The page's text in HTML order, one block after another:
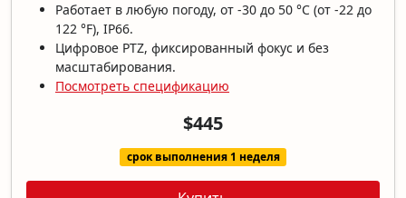
Работает в любую погоду, от -30 до 50 °C (от -22 до
122 °F), IP66.
Цифровое PTZ, фиксированный фокус и без
масштабирования.
Посмотреть спецификацию
$445
срок выполнения 1 неделя